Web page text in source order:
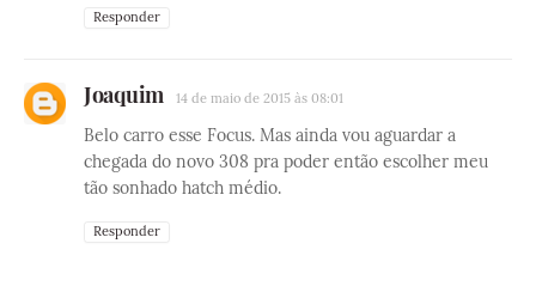
Responder
Joaquim 14 de maio de 2015 às 08:01
Belo carro esse Focus. Mas ainda vou aguardar a
chegada do novo 308 pra poder então escolher meu
tão sonhado hatch médio.
Responder